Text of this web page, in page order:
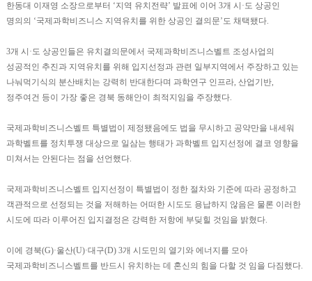
한동대 이재영 소장으로부터 ‘지역 유치전략’ 발표에 이어 3개 시·도 상공인
명의의 ‘국제과학비즈니스 지역유치를 위한 상공인 결의문’도 채택됐다.
3개 시·도 상공인들은 유치결의문에서 국제과학비즈니스벨트 조성사업의
성공적인 추진과 지역유치를 위해 입지선정과 관련 일부지역에서 주장하고 있는
나눠먹기식의 분산배치는 강력히 반대한다며 과학연구 인프라, 산업기반,
정주여건 등이 가장 좋은 경북 동해안이 최적지임을 주장했다.
국제과학비즈니스벨트 특별법이 제정됐음에도 법을 무시하고 공약만을 내세워
과학벨트를 정치투쟁 대상으로 일삼는 행태가 과학벨트 입지선정에 결코 영향을
미쳐서는 안된다는 점을 선언했다.
국제과학비즈니스벨트 입지선정이 특별법이 정한 절차와 기준에 따라 공정하고
객관적으로 선정되는 것을 저해하는 어떠한 시도도 용납하지 않음은 물론 이러한
시도에 따라 이루어진 입지결정은 강력한 저항에 부딪힐 것임을 밝혔다.
이에 경북(G)·울산(U)·대구(D) 3개 시도민의 열기와 에너지를 모아
국제과학비즈니스벨트를 반드시 유치하는 데 혼신의 힘을 다할 것 임을 다짐했다.